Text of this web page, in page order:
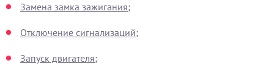
Замена замка зажигания;
Отключение сигнализаций;
Запуск двигателя;